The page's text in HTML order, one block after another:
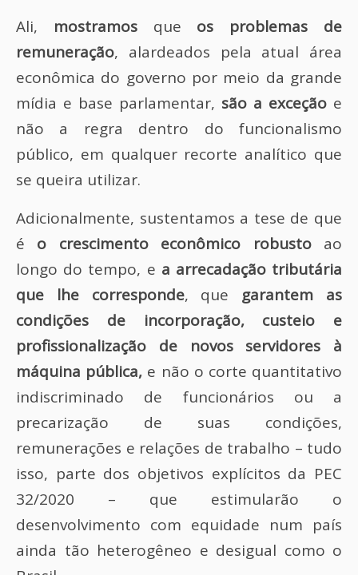
Ali, mostramosque os problemas de
remuneração, alardeados pela atual área
econômica do governo por meio da grande
mídia e base parlamentar, são a exceção e
não a regra dentro do funcionalismo
público, em qualquer recorte analítico que
se queira utilizar.
Adicionalmente, sustentamos a tese de que
é o crescimento econômico robustoao
longo do tempo, e a arrecadação tributária
que lhe corresponde, que garantem as
condições de incorporação, custeio e
profissionalização de novos servidores à
máquina pública, e não o corte quantitativo
indiscriminado de funcionários ou a
precarização de suas condições,
remunerações e relações de trabalho – tudo
isso, parte dos objetivos explícitos da PEC
32/2020 – que estimularão o
desenvolvimento com equidade num país
ainda tão heterogêneo e desigual como o